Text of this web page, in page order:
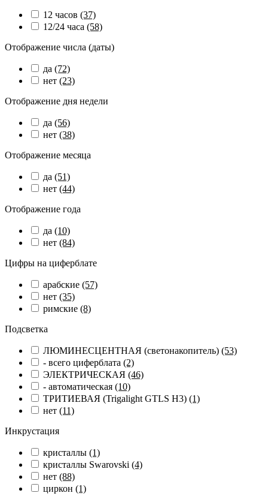
12 часов (37)
12/24 часа (58)
Отображение числа (даты)
да (72)
нет (23)
Отображение дня недели
да (56)
нет (38)
Отображение месяца
да (51)
нет (44)
Отображение года
да (10)
нет (84)
Цифры на циферблате
арабские (57)
нет (35)
римские (8)
Подсветка
ЛЮМИНЕСЦЕНТНАЯ (светонакопитель) (53)
- всего циферблата (2)
ЭЛЕКТРИЧЕСКАЯ (46)
- автоматическая (10)
ТРИТИЕВАЯ (Trigalight GTLS H3) (1)
нет (11)
Инкрустация
кристаллы (1)
кристаллы Swarovski (4)
нет (88)
циркон (1)